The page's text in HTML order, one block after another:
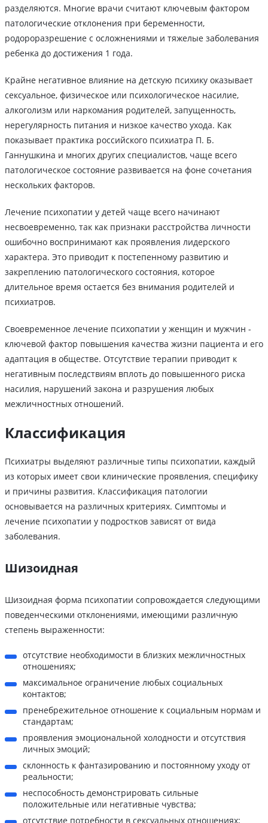
разделяются. Многие врачи считают ключевым фактором
патологические отклонения при беременности,
родороразрешение с осложнениями и тяжелые заболевания
ребенка до достижения 1 года.
Крайне негативное влияние на детскую психику оказывает
сексуальное, физическое или психологическое насилие,
алкоголизм или наркомания родителей, запущенность,
нерегулярность питания и низкое качество ухода. Как
показывает практика российского психиатра П. Б.
Ганнушкина и многих других специалистов, чаще всего
патологическое состояние развивается на фоне сочетания
нескольких факторов.
Лечение психопатии у детей чаще всего начинают
несвоевременно, так как признаки расстройства личности
ошибочно воспринимают как проявления лидерского
характера. Это приводит к постепенному развитию и
закреплению патологического состояния, которое
длительное время остается без внимания родителей и
психиатров.
Своевременное лечение психопатии у женщин и мужчин -
ключевой фактор повышения качества жизни пациента и его
адаптация в обществе. Отсутствие терапии приводит к
негативным последствиям вплоть до повышенного риска
насилия, нарушений закона и разрушения любых
межличностных отношений.
Классификация
Психиатры выделяют различные типы психопатии, каждый
из которых имеет свои клинические проявления, специфику
и причины развития. Классификация патологии
основывается на различных критериях. Симптомы и
лечение психопатии у подростков зависят от вида
заболевания.
Шизоидная
Шизоидная форма психопатии сопровождается следующими
поведенческими отклонениями, имеющими различную
степень выраженности:
отсутствие необходимости в близких межличностных
отношениях;
максимальное ограничение любых социальных
контактов;
пренебрежительное отношение к социальным нормам и
стандартам;
проявления эмоциональной холодности и отсутствия
личных эмоций;
склонность к фантазированию и постоянному уходу от
реальности;
неспособность демонстрировать сильные
положительные или негативные чувства;
отсутствие потребности в сексуальных отношениях;